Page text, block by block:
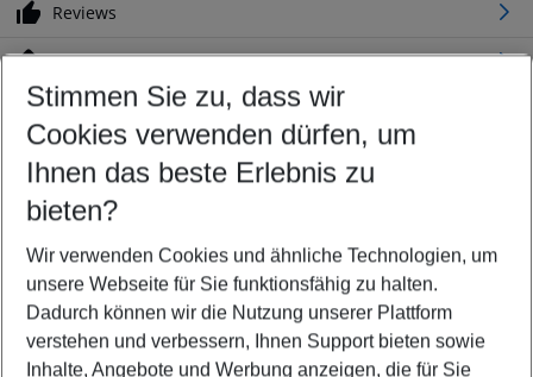
Reviews
Location
Customize your offer
Find the perfect deal which suits your best
Your departure airport
Any airport
Select your date range
08/08/26–06/08/27 5-8 nights
Who will travel
2 adults No children
Stimmen Sie zu, dass wir
Cookies verwenden dürfen, um
Ihnen das beste Erlebnis zu
bieten?
Wir verwenden Cookies und ähnliche Technologien, um
unsere Webseite für Sie funktionsfähig zu halten.
Dadurch können wir die Nutzung unserer Plattform
verstehen und verbessern, Ihnen Support bieten sowie
Inhalte, Angebote und Werbung anzeigen, die für Sie